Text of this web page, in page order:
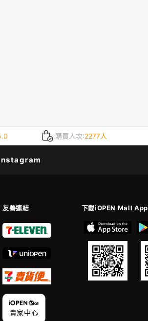
購買人次:2277人
友善連結 下載iOPEN Mall App
賣家中心